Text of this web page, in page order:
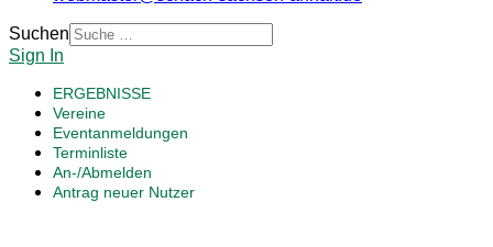
Suchen
Sign In
ERGEBNISSE
Vereine
Eventanmeldungen
Terminliste
An-/Abmelden
Antrag neuer Nutzer